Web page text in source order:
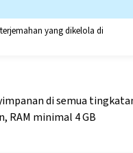
yang dikelola di
di semua
RAM minimal 4 GB